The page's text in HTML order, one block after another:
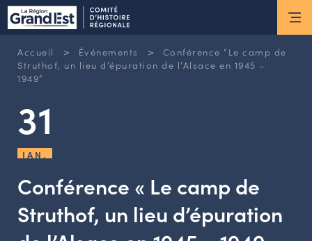
ESPACE MEMBRE
Actus
ACTUALITÉS DU MOMENT
INSCRIPTION À LA NEWSLETTER
Nous connaître
Accueil > Événements >
Conférence “Le camp de
Struthof, un lieu d’épuration de l’Alsace en 1945 –
1949”
31
JAN.
Conférence « Le camp de
Struthof, un lieu d’épuration